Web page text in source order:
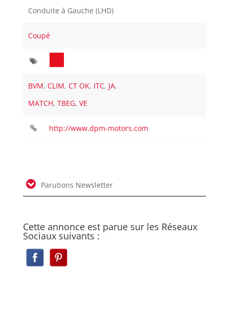
Conduite à Gauche (LHD)
Coupé
BVM,CLIM,CT OK, ITC, JA,
MATCH,TBEG,VE
http://www.dpm-motors.com
Parutions Newsletter
Cette annonce est parue sur les Réseaux
Sociaux suivants :